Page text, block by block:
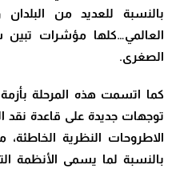
بالنسبة للعديد من البلدان
العالمي…كلها مؤشرات تبين
الصغرى.
كما اتسمت هذه المرحلة بأزمة
توجهات جديدة على قاعدة نقد
الاطروحات النظرية الخاطئة،
بالنسبة لما يسمى الأنظمة